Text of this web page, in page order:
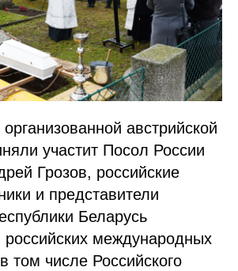
австрийской
участит Посол России
Грозов, российские
и представители
Беларусь
российских международных
том числе Российского